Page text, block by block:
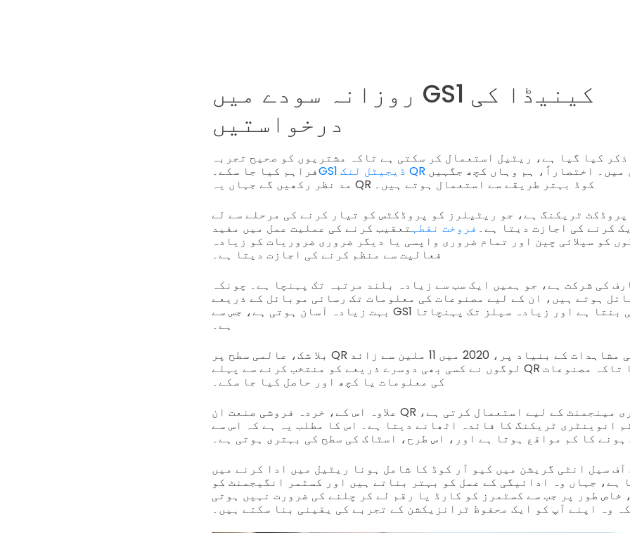
روزانہ سودے میں GS1 کینیڈا کی
درخواستیں
کیا گیا ہے، ریٹیل استعمال کر سکتی ہے تاکہ مشتریوں کو صحیح تجربہ
فراہم کیا جا سکے۔
میں۔ اختصاراً، ہم وہاں کچھ جگہیں
مد نظر رکھیں گے جہاں یہ QR کوڈ بہتر طریقے سے استعمال ہوتے ہیں۔
پروڈکٹ ٹریکنگ ہے، جو ریٹیلرز کو پروڈکٹس کو تیار کرنے کی مرحلے سے لے
کرنے کی اجازت دیتا ہے۔ فروخت نقطہتعقیب کرنے کی عملیت عمل میں مفید
کو سپلائی چین اور تمام ضروری واپسی یا دیگر ضروری ضروریات کو زیادہ
فعالیت سے منظم کرنے کی اجازت دیتا ہے۔
کی شرکت ہے، جو ہمیں ایک سب سے زیادہ بلند مرتبہ تک پہنچا ہے۔ چونکہ
ہوتے ہیں، ان کے لیے مصنوعات کی معلومات تک رسائی موبائل کے ذریعے
بہت زیادہ آسان ہوتی ہے، جس سے GS1 بارکوڈ ترجیحی بنتا ہے اور زیادہ سیلز تک پہنچاتا
ہے۔
بلا شک، عالمی سطح پر QR کوڈ کے استعمال کی مشاہدات کے بنیاد پر، 2020 میں 11 ملین سے زائد
لوگوں نے کسی بھی دوسرے ذریعے کو منتخب کرنے سے پہلے QR کوڈ اسکین کیا تھا تاکہ مصنوعات
کی معلومات یا کچھ اور حاصل کیا جا سکے۔
علاوہ اس کے، خردہ فروشی صنعت ان QR کوڈز کو انوینٹری مینجمنٹ کے لیے استعمال کرتی ہے،
انوینٹری ٹریکنگ کا فائدہ اٹھانے دیتا ہے۔ اس کا مطلب یہ ہے کہ اس سے
ہونے کا کم مواقع ہوتا ہے اور، اس طرح، اسٹاک کی سطح کی بہتری ہوتی ہے۔
سیل انٹی گریشن میں کیو آر کوڈ کا شامل ہونا ریٹیل میں ادا کرنے میں
ہے، جہاں وہ ادائیگی کے عمل کو بہتر بناتے ہیں اور کسٹمر انگیجمنٹ کو
خاص طور پر جب سے کسٹمرز کو کارڈ یا رقم لے کر چلنے کی ضرورت نہیں ہوتی
وہ اپنے آپ کو ایک محفوظ ٹرانزیکشن کے تجربے کی یقینی بنا سکتے ہیں۔